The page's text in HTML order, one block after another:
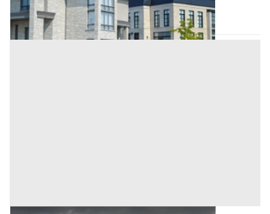
Codice asta:545617b5
Asta chiusa